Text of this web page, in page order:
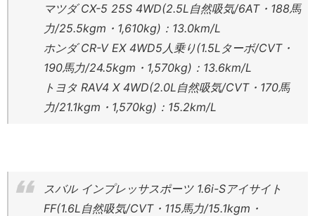
マツダ CX-5 25S 4WD(2.5L自然吸気/6AT・188馬
力/25.5kgm・1,610kg)：13.0km/L
ホンダ CR-V EX 4WD5人乗り(1.5Lターボ/CVT・
190馬力/24.5kgm・1,570kg)：13.6km/L
トヨタ RAV4 X 4WD(2.0L自然吸気/CVT・170馬
力/21.1kgm・1,570kg)：15.2km/L
スバル インプレッサスポーツ 1.6i-Sアイサイト
FF(1.6L自然吸気/CVT・115馬力/15.1kgm・